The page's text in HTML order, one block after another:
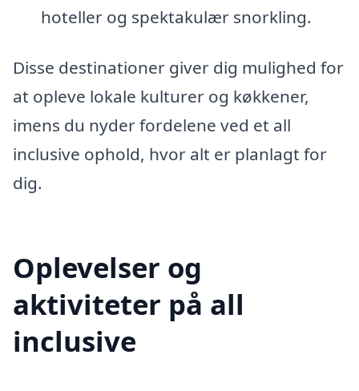
hoteller og spektakulær snorkling.
Disse destinationer giver dig mulighed for
at opleve lokale kulturer og køkkener,
imens du nyder fordelene ved et all
inclusive ophold, hvor alt er planlagt for
dig.
Oplevelser og
aktiviteter på all
inclusive